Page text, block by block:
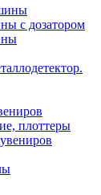
с дозатором
плоттеры